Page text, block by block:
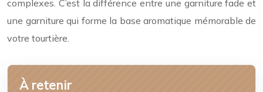
complexes. C’est la différence entre une garniture fade et
une garniture qui forme la base aromatique mémorable de
votre tourtière.
À retenir